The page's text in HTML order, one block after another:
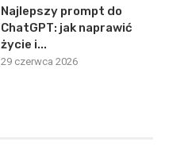
Najlepszy prompt do
ChatGPT: jak naprawić
życie i...
29 czerwca 2026